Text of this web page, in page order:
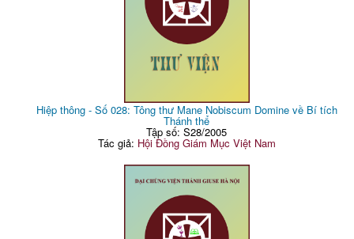
Hiệp thông - Số 028: Tông thư Mane Nobiscum Domine về Bí tích
Thánh thể
Tập số: S28/2005
Tác giả: Hội Đồng Giám Mục Việt Nam